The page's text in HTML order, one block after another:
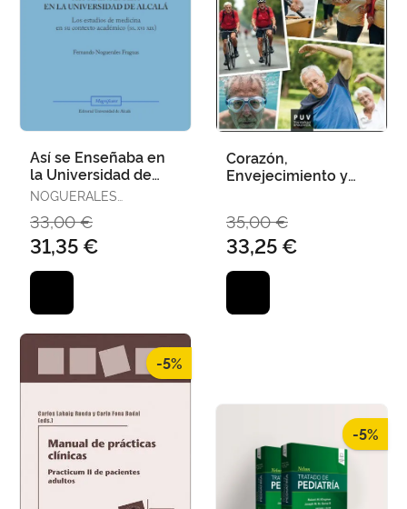
Así se Enseñaba en
la Universidad de
Alcalá
NOGUERALES
33,00 €
31,35 €
Corazón,
Envejecimiento y
35,00 €
33,25 €
-5%
-5%